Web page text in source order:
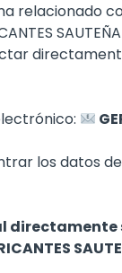
relacionado
directamente
los datos de